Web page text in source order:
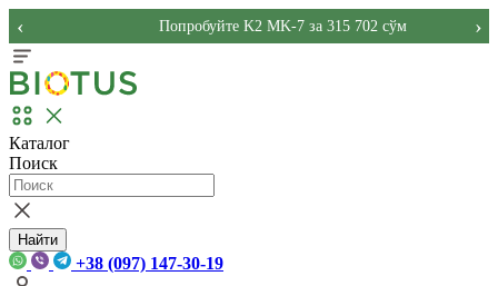
Попробуйте K2 MK-7 за 315 702 сўм
‹ ›
Каталог
Поиск
Найти
+38 (097) 147-30-19